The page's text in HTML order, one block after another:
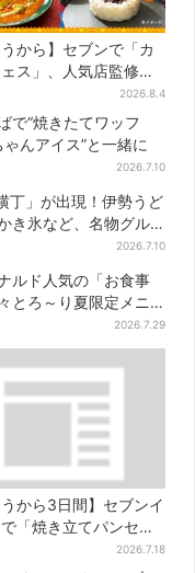
うから】セブンで「カ
ス」、人気店監修メ
など全15品！お得な割
ンペーンは2週間だけ
2026.8.4
で“焼きたてワッフ
んアイス”と一緒に
2026.7.10
丁」が出現！伊勢うど
き氷など、名物グル
2026.7.10
ルド人気の「お食事
とろ～り夏限定メニ
2026.7.29
うから3日間】セブンイ
「焼き立てパンセー
人気シリーズがお得2026.7.18